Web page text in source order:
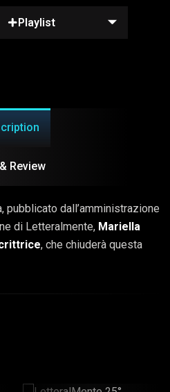
Playlist
Review
pubblicato dall’amministrazione
di Letteralmente, Mariella
, che chiuderà questa
dalla “RTV Production”.
di questo grande format
LetteralMente 25°